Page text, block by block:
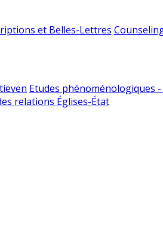
et Belles-Lettres
Etudes phénoménologiques
relations Églises-État